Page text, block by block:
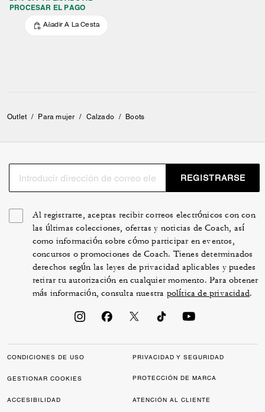
PROCESAR EL PAGO
Añadir A La Cesta
Outlet / Para mujer / Calzado / Boots
REGISTRARSE
Al registrarte, aceptas recibir correos electrónicos con con
las últimas colecciones, ofertas y noticias de Coach, así
como información sobre cómo participar en eventos,
concursos o promociones de Coach. Tienes determinados
derechos según las leyes de privacidad aplicables y puedes
retirar tu autorización en cualquier momento. Para obtener
más información, consulta nuestra política de privacidad.
CONDICIONES DE USO PRIVACIDAD Y SEGURIDAD
GESTIONAR COOKIES PROTECCIÓN DE MARCA
ACCESIBILIDAD ATENCIÓN AL CLIENTE